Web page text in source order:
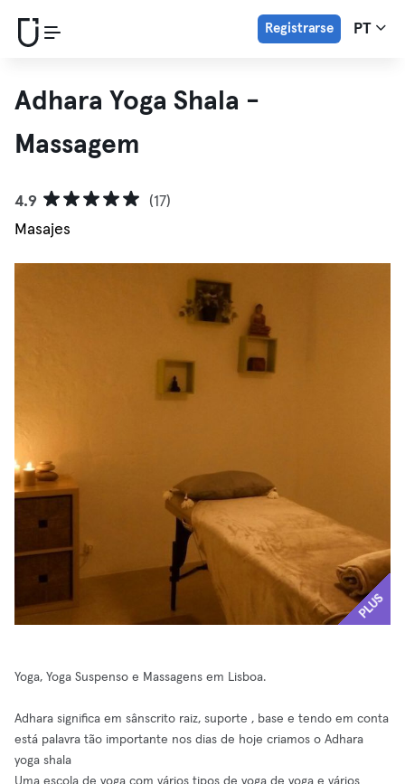
Registrarse PT
Adhara Yoga Shala -
Massagem
4.9
(17)
Masajes
PLUS
Yoga, Yoga Suspenso e Massagens em Lisboa.
Adhara significa em sânscrito raiz, suporte , base e tendo em conta
está palavra tão importante nos dias de hoje criamos o Adhara
yoga shala
Uma escola de yoga com vários tipos de yoga de yoga e vários